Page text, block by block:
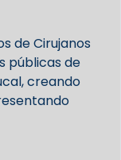
de Cirujanos
públicas de
creando